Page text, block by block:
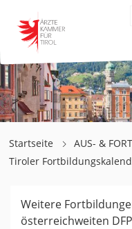
Startseite AUS- &
Tiroler
Weitere
österreichweiten